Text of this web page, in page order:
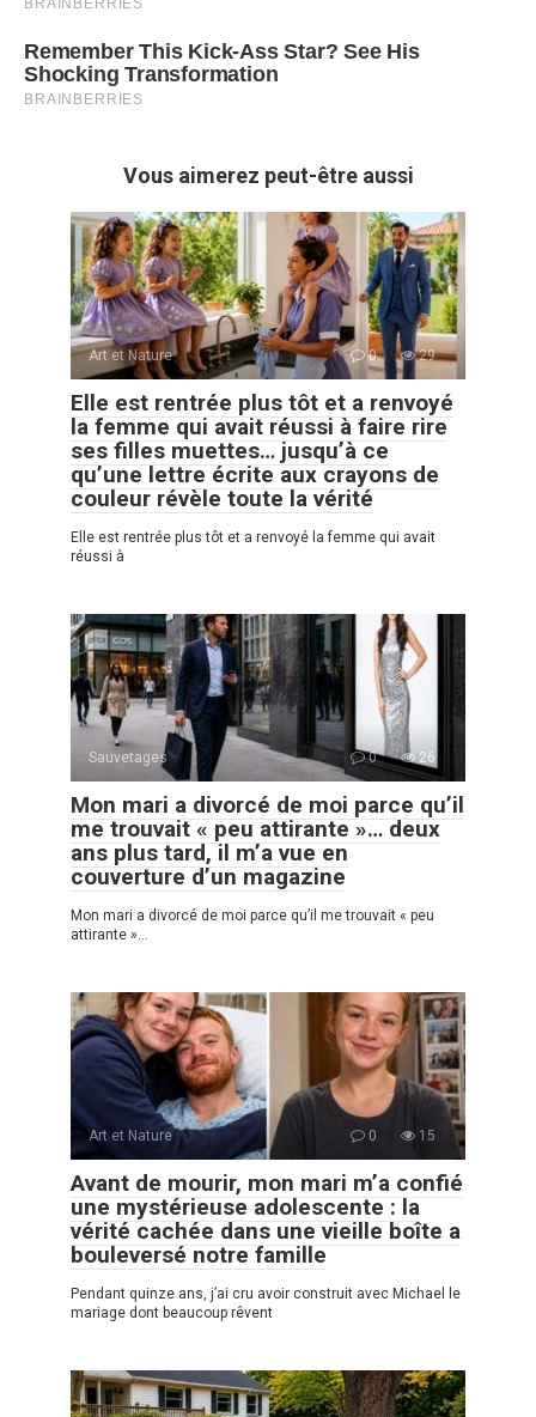
Vous aimerez peut-être aussi
Art et Nature 0 29
Elle est rentrée plus tôt et a renvoyé
la femme qui avait réussi à faire rire
ses filles muettes… jusqu’à ce
qu’une lettre écrite aux crayons de
couleur révèle toute la vérité
Elle est rentrée plus tôt et a renvoyé la femme qui avait
réussi à
Sauvetages 0 26
Mon mari a divorcé de moi parce qu’il
me trouvait « peu attirante »… deux
ans plus tard, il m’a vue en
couverture d’un magazine
Mon mari a divorcé de moi parce qu’il me trouvait « peu
attirante »…
Art et Nature 0 15
Avant de mourir, mon mari m’a confié
une mystérieuse adolescente : la
vérité cachée dans une vieille boîte a
bouleversé notre famille
Pendant quinze ans, j’ai cru avoir construit avec Michael le
mariage dont beaucoup rêvent